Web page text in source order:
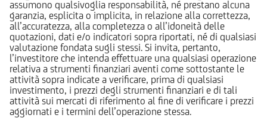
assumono qualsivoglia responsabilità, né prestano alcuna
garanzia, esplicita o implicita, in relazione alla correttezza,
all’accuratezza, alla completezza o all’idoneità delle
quotazioni, dati e/o indicatori sopra riportati, né di qualsiasi
valutazione fondata sugli stessi. Si invita, pertanto,
l’investitore che intenda effettuare una qualsiasi operazione
relativa a strumenti finanziari aventi come sottostante le
attività sopra indicate a verificare, prima di qualsiasi
investimento, i prezzi degli strumenti finanziari e di tali
attività sui mercati di riferimento al fine di verificare i prezzi
aggiornati e i termini dell’operazione stessa.